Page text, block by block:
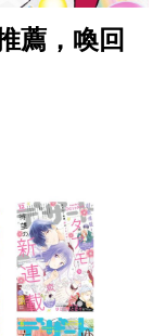
薦，喚回